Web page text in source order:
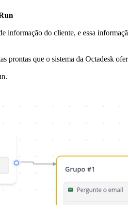
do cliente, e essa
prontas que o sistema da Octadesk